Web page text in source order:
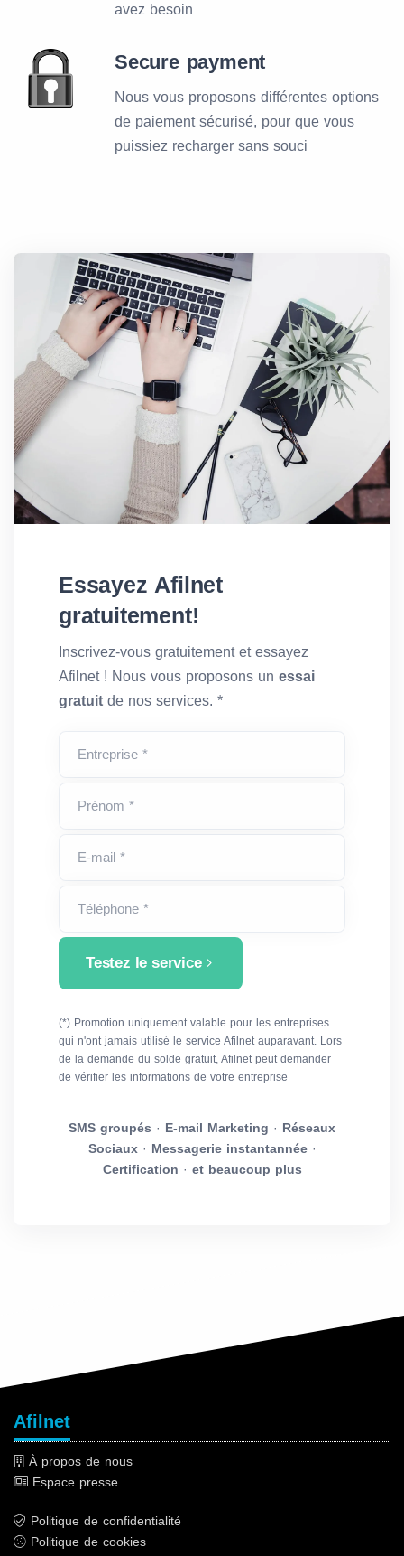
avez besoin
Secure payment
Nous vous proposons différentes options
de paiement sécurisé, pour que vous
puissiez recharger sans souci
Essayez Afilnet
gratuitement!
Inscrivez-vous gratuitement et essayez
Afilnet ! Nous vous proposons un essai
gratuit de nos services. *
Entreprise *
Prénom *
E-mail *
Téléphone *
Testez le service
(*) Promotion uniquement valable pour les entreprises
qui n'ont jamais utilisé le service Afilnet auparavant. Lors
de la demande du solde gratuit, Afilnet peut demander
de vérifier les informations de votre entreprise
SMS groupés · E-mail Marketing · Réseaux
Sociaux· Messagerie instantannée·
Certification · et beaucoup plus
Afilnet
À propos de nous
Espace presse
Politique de confidentialité
Politique de cookies